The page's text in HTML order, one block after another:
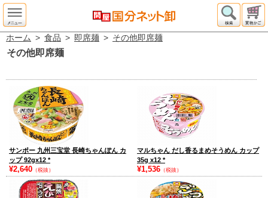
ホーム > 食品 > 即席麺 > その他即席麺
その他即席麺
サンポー 九州三宝堂 長崎ちゃんぽん カ
ップ 92gx12 *
¥2,640 （税抜）
マルちゃん だし香るまめそうめん カップ
35g x12 *
¥1,536 （税抜）